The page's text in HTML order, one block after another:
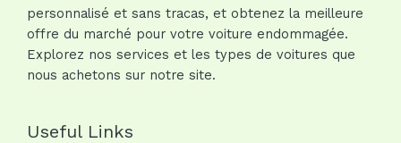
personnalisé et sans tracas, et obtenez la meilleure
offre du marché pour votre voiture endommagée.
Explorez nos services et les types de voitures que
nous achetons sur notre site.
Useful Links